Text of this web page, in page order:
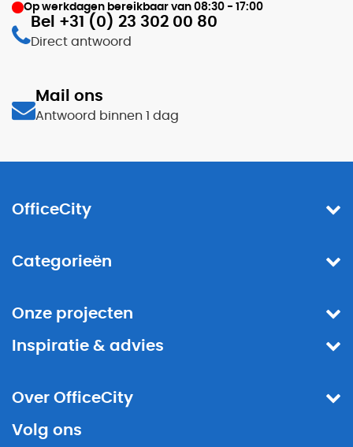
Op werkdagen bereikbaar van 08:30 - 17:00
Bel +31 (0) 23 302 00 80
Direct antwoord
Mail ons
Antwoord binnen 1 dag
OfficeCity
Categorieën
Onze projecten
Inspiratie & advies
Over OfficeCity
Volg ons